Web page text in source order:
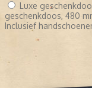
Luxe
geschenkdoos, 480
Inclusief